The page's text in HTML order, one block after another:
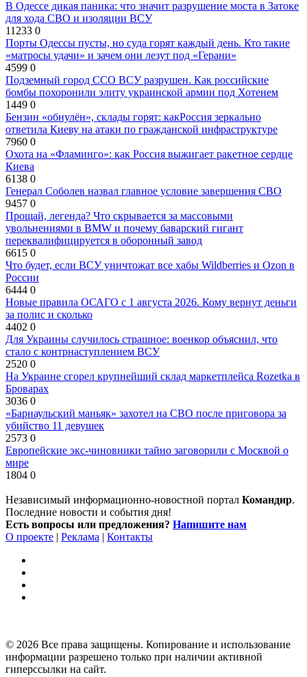
В Одессе дикая паника: что значит разрушение моста в Затоке
для хода СВО и изоляции ВСУ
11233 0
Порты Одессы пусты, но суда горят каждый день. Кто такие
«матросы удачи» и зачем они лезут под «Герани»
4599 0
Подземный город ССО ВСУ разрушен. Как российские
бомбы похоронили элиту украинской армии под Хотенем
1449 0
Бензин «обнулён», склады горят: какРоссия зеркально
ответила Киеву на атаки по гражданской инфраструктуре
7960 0
Охота на «Фламинго»: как Россия выжигает ракетное сердце
Киева
6138 0
Генерал Соболев назвал главное условие завершения СВО
9457 0
Прощай, легенда? Что скрывается за массовыми
увольнениями в BMW и почему баварский гигант
переквалифицируется в оборонный завод
6615 0
Что будет, если ВСУ уничтожат все хабы Wildberries и Ozon в
России
6444 0
Новые правила ОСАГО с 1 августа 2026. Кому вернут деньги
за полис и сколько
4402 0
Для Украины случилось страшное: военкор объяснил, что
стало с контрнаступлением ВСУ
2520 0
На Украине сгорел крупнейший склад маркетплейса Rozetka в
Броварах
3036 0
«Барнаульский маньяк» захотел на СВО после приговора за
убийство 11 девушек
2573 0
Европейские экс-чиновники тайно заговорили с Москвой о
мире
1804 0
Независимый информационно-новостной портал Командир.
Последние новости и события дня!
Есть вопросы или предложения? Напишите нам
О проекте | Реклама | Контакты
© 2026 Все права защищены. Копирование и использование
информации разрешено только при наличии активной
гиперссылки на сайт.